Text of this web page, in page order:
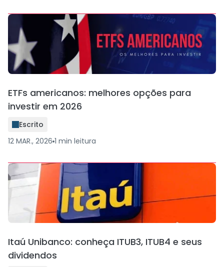
ETFs americanos: melhores opções para
investir em 2026
Escrito
12 MAR., 2026 1 min leitura
Itaú Unibanco: conheça ITUB3, ITUB4 e seus
dividendos